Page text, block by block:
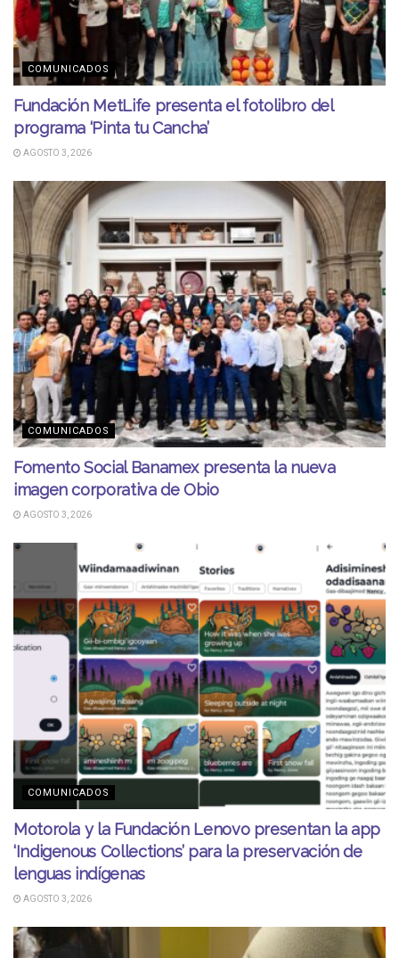
COMUNICADOS
Fundación MetLife presenta el fotolibro del
programa ‘Pinta tu Cancha’
AGOSTO 3, 2026
COMUNICADOS
Fomento Social Banamex presenta la nueva
imagen corporativa de Obio
AGOSTO 3, 2026
COMUNICADOS
Motorola y la Fundación Lenovo presentan la app
‘Indigenous Collections’ para la preservación de
lenguas indígenas
AGOSTO 3, 2026